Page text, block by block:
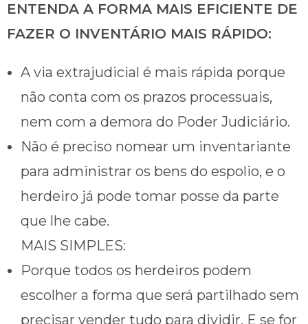
ENTENDA A FORMA MAIS EFICIENTE DE
FAZER O INVENTÁRIO MAIS RÁPIDO:
A via extrajudicial é mais rápida porque
não conta com os prazos processuais,
nem com a demora do Poder Judiciário.
Não é preciso nomear um inventariante
para administrar os bens do espolio, e o
herdeiro já pode tomar posse da parte
que lhe cabe.
MAIS SIMPLES:
Porque todos os herdeiros podem
escolher a forma que será partilhado sem
precisar vender tudo para dividir. E se for